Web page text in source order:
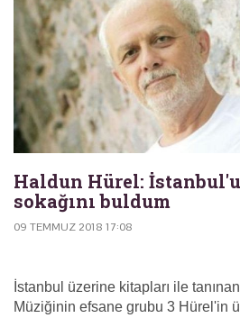
Haldun Hürel:
sokağını buldum
09 TEMMUZ 2018 17:08
İstanbul üzerine kitapları ile
Müziğinin efsane grubu 3 Hürel'in